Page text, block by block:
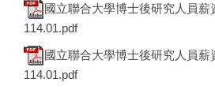
國立聯合大學博士後研究人員
114.01.pdf
國立聯合大學博士後研究人員薪
114.01.pdf